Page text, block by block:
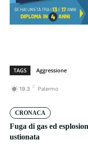
TAGS Aggressione
19.3 C Palermo
CRONACA
Fuga di gas ed
ustionata